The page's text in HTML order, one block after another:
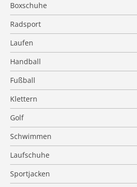
Boxschuhe
Radsport
Laufen
Handball
Fußball
Klettern
Golf
Schwimmen
Laufschuhe
Sportjacken